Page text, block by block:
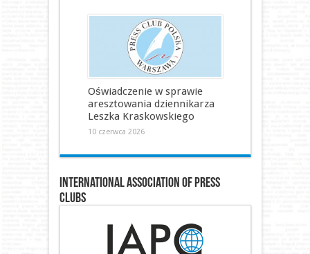
Oświadczenie w sprawie
aresztowania dziennikarza
Leszka Kraskowskiego
10 czerwca 2026
International Association of Press
Clubs